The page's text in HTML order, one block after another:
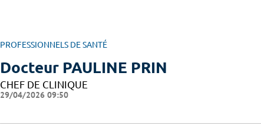
PROFESSIONNELS DE SANTÉ
Docteur PAULINE PRIN
CHEF DE CLINIQUE
29/04/2026 09:50